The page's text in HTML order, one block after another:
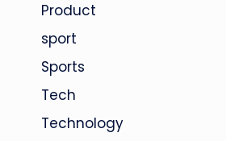
Product
sport
Sports
Tech
Technology